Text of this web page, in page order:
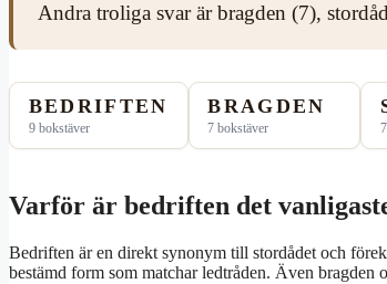
Andra troliga svar är bragden (7),
BEDRIFTEN
9 bokstäver
BRAGDEN
7 bokstäver
Varför är bedriften det
Bedriften är en direkt synonym till stordådet och
bestämd form som matchar ledtråden. Även bragden